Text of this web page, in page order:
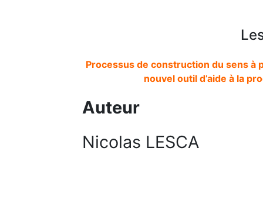
Processus de construction du sens à
nouvel outil d’aide à la
Auteur
Nicolas LESCA